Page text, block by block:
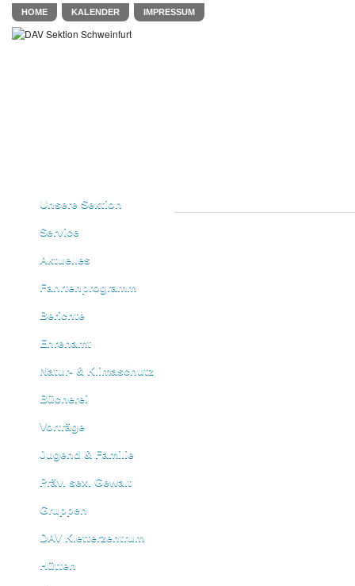
HOME KALENDER IMPRESSUM
Unsere Sektion
Service
Aktuelles
Fahrtenprogramm
Berichte
Ehrenamt
Natur- & Klimaschutz
Bücherei
Vorträge
Jugend & Familie
Präv. sex. Gewalt
Gruppen
DAV Kletterzentrum
Hütten